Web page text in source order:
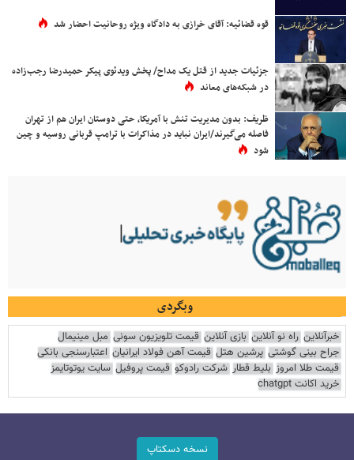
قوه قضائیه: آقای خرازی به دادگاه ویژه روحانیت احضار شد
جزئیات جدید از قتل یک مداح/ پخش ویدئوی پیکر حمیدرضا رجب‌زاده
در شبکه‌های معاند
ظریف: بدون مدیریت تنش با آمریکا، حتی دوستان ایران هم از تهران
فاصله می‌گیرند/ایران نباید در مذاکرات با ترامپ قربانی روسیه و چین
شود
وبگردی
خبرآنلاین راه نو آنلاین بازی آنلاین قیمت تلویزیون سونی مبل مینیمال
جراح بینی گوشتی پرشین هتل قیمت آهن فولاد ایرانیان اعتبارسنجی بانکی
قیمت طلا امروز بلیط قطار شرکت رادوکو قیمت پروفیل سایت یوتوتایمز
خرید اکانت chatgpt
نسخه دسکتاپ